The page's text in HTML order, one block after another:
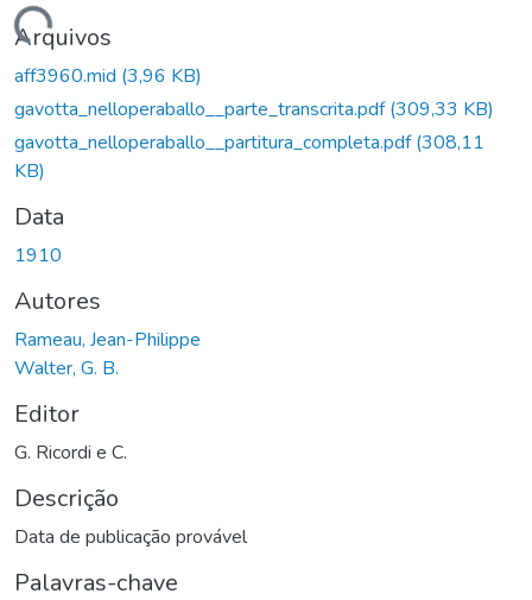
Arquivos
aff3960.mid (3,96 KB)
gavotta_nelloperaballo__parte_transcrita.pdf(309,33 KB)
gavotta_nelloperaballo__partitura_completa.pdf(308,11
KB)
Data
1910
Autores
Rameau, Jean-Philippe
Walter, G. B.
Editor
G. Ricordi e C.
Descrição
Data de publicação provável
Palavras-chave